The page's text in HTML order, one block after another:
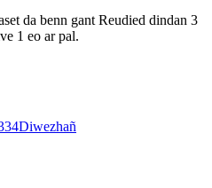
da benn gant Reudied dindan 3
1 eo ar pal.
34Diwezhañ